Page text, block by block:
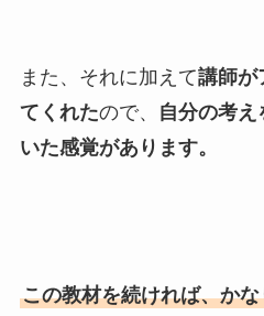
また、それに加えて講師が
てくれたので、
自分の考
いた感覚があります。
この教材を続ければ、か